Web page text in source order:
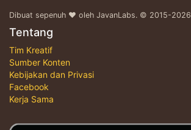
Dibuat sepenuh ♥ oleh JavanLabs. © 2015-2026
Tentang
Tim Kreatif
Sumber Konten
Kebijakan dan Privasi
Facebook
Kerja Sama